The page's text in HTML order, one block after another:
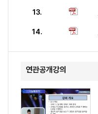
13.
14.
연관공개강의